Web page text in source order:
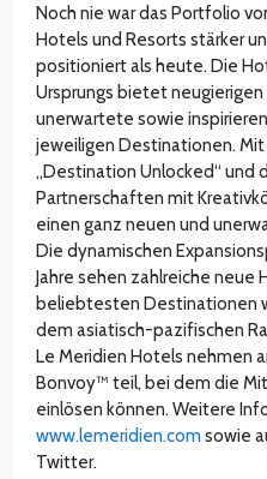
Noch nie war das Portfolio
Hotels und Resorts stärker
positioniert als heute. Die
Ursprungs bietet
unerwartete sowie
jeweiligen Destinationen.
„Destination Unlocked“ und
Partnerschaften mit
einen ganz neuen und
Die dynamischen
Jahre sehen zahlreiche neue
beliebtesten Destinationen
dem asiatisch-pazifischen
Le Meridien Hotels nehmen
Bonvoy™ teil, bei dem die
einlösen können. Weitere
www.lemeridien.com sowie
Twitter.